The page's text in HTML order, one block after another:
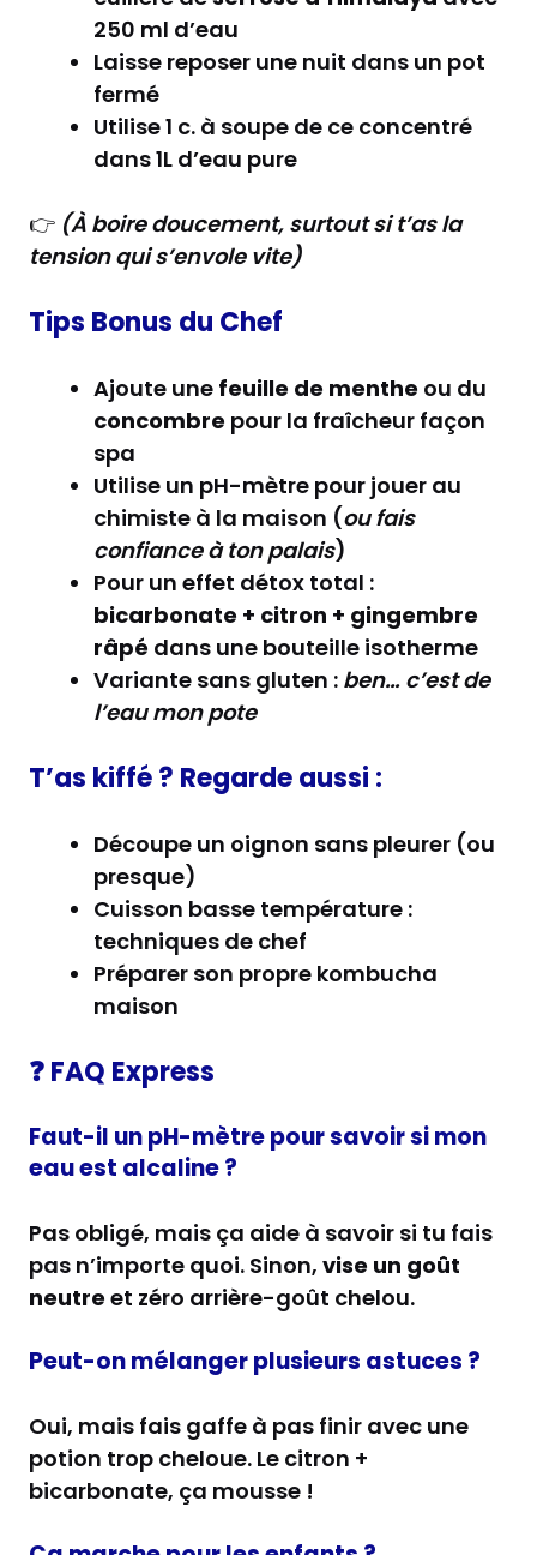
250 ml d’eau
Laisse reposer une nuit dans un pot
fermé
Utilise 1 c. à soupe de ce concentré
dans 1L d’eau pure
👉 (À boire doucement, surtout si t’as la
tension qui s’envole vite)
Tips Bonus du Chef
Ajoute une feuille de menthe ou du
concombre pour la fraîcheur façon
spa
Utilise un pH-mètre pour jouer au
chimiste à la maison (ou fais
confiance à ton palais)
Pour un effet détox total :
bicarbonate + citron + gingembre
râpé dans une bouteille isotherme
Variante sans gluten : ben… c’est de
l’eau mon pote
T’as kiffé ? Regarde aussi :
Découpe un oignon sans pleurer (ou
presque)
Cuisson basse température :
techniques de chef
Préparer son propre kombucha
maison
❓ FAQ Express
Faut-il un pH-mètre pour savoir si mon
eau est alcaline ?
Pas obligé, mais ça aide à savoir si tu fais
pas n’importe quoi. Sinon, vise un goût
neutre et zéro arrière-goût chelou.
Peut-on mélanger plusieurs astuces ?
Oui, mais fais gaffe à pas finir avec une
potion trop cheloue. Le citron +
bicarbonate, ça mousse !